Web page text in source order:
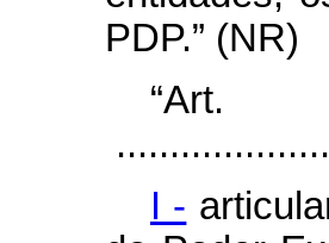
PDP.” (NR)
I -